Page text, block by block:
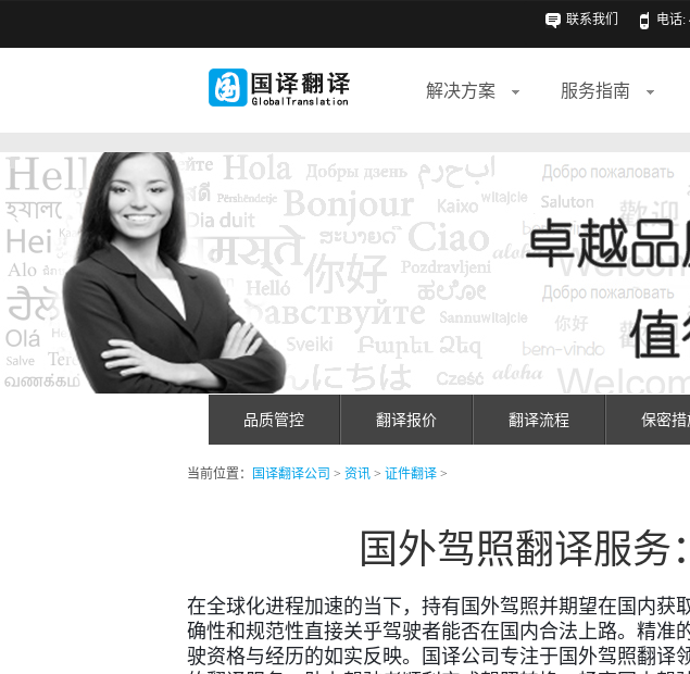
联系我们 电话:
解决方案 服务指南
品质管控 翻译报价 翻译流程 保密
当前位置： 国译翻译公司 > 资讯 > 证件翻译 >
国外驾照翻译服务
在全球化进程加速的当下，持有国外驾照并期望在国内
确性和规范性直接关乎驾驶者能否在国内合法上路。精
驶资格与经历的如实反映。国译公司专注于国外驾照翻